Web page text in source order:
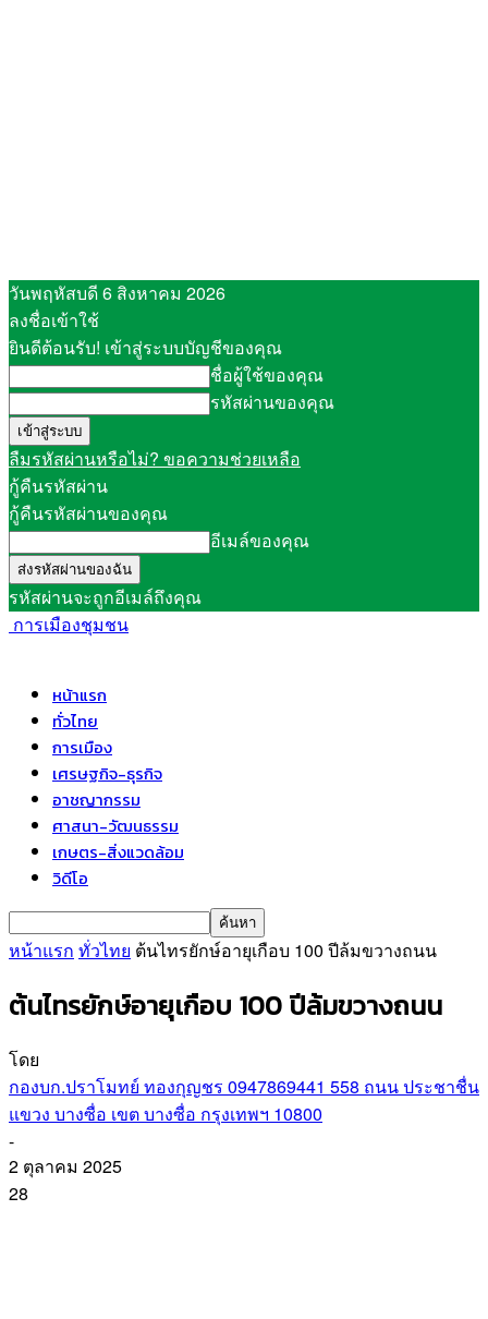
วันพฤหัสบดี 6 สิงหาคม 2026
ลงชื่อเข้าใช้
ยินดีต้อนรับ! เข้าสู่ระบบบัญชีของคุณ
ชื่อผู้ใช้ของคุณ
รหัสผ่านของคุณ
ลืมรหัสผ่านหรือไม่? ขอความช่วยเหลือ
กู้คืนรหัสผ่าน
กู้คืนรหัสผ่านของคุณ
อีเมล์ของคุณ
รหัสผ่านจะถูกอีเมล์ถึงคุณ
การเมืองชุมชน
หน้าแรก
ทั่วไทย
การเมือง
เศรษฐกิจ-ธุรกิจ
อาชญากรรม
ศาสนา-วัฒนธรรม
เกษตร-สิ่งแวดล้อม
วิดีโอ
หน้าแรก ทั่วไทย ต้นไทรยักษ์อายุเกือบ 100 ปีล้มขวางถนน
ต้นไทรยักษ์อายุเกือบ 100 ปีล้มขวางถนน
โดย
กองบก.ปราโมทย์ ทองกุญชร 0947869441 558 ถนน ประชาชื่น
แขวง บางซื่อ เขต บางซื่อ กรุงเทพฯ 10800
-
2 ตุลาคม 2025
28